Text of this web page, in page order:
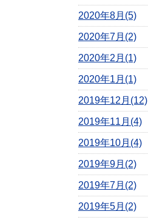
2020年8月(5)
2020年7月(2)
2020年2月(1)
2020年1月(1)
2019年12月(12)
2019年11月(4)
2019年10月(4)
2019年9月(2)
2019年7月(2)
2019年5月(2)